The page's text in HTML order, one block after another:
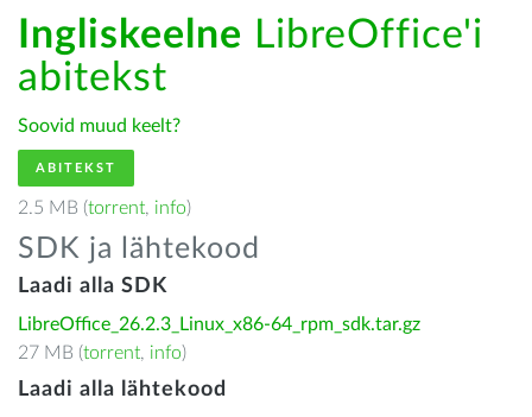
Ingliskeelne LibreOffice'i
abitekst
Soovid muud keelt?
ABITEKST
2.5 MB (torrent, info)
SDK ja lähtekood
Laadi alla SDK
LibreOffice_26.2.3_Linux_x86-64_rpm_sdk.tar.gz
27 MB (torrent, info)
Laadi alla lähtekood